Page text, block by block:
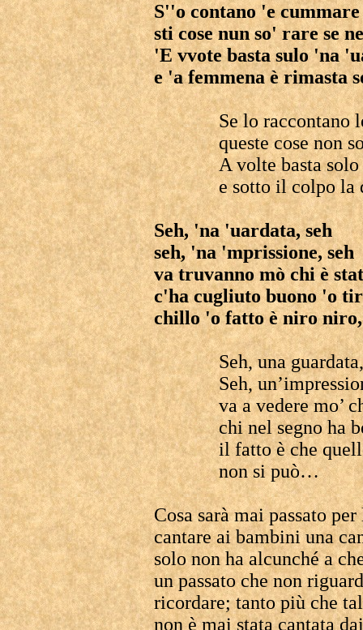
S''o contano 'e
sti cose nun so' rare se
'E vvote basta sulo 'na
e 'a femmena è rimasta
Se lo raccontano
queste cose non
A volte basta
e sotto il colpo la
Seh, 'na 'uardata, seh
seh, 'na 'mprissione, seh
va truvanno mò chi è
c'ha cugliuto buono 'o
chillo 'o fatto è niro
Seh, una
Seh,
va a vedere mo’
chi nel segno ha
il fatto è che
non si può…
Cosa sarà mai passato
cantare ai bambini una
solo non ha alcunché a
un passato che non
ricordare; tanto più che
non è mai stata cantata